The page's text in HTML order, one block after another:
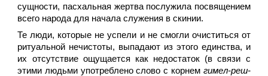
сущности, пасхальная жертва послужила посвящением
всего народа для начала служения в скинии.
Те люди, которые не успели и не смогли очиститься от
ритуальной нечистоты, выпадают из этого единства, и
их отсутствие ощущается как недостаток (в связи с
этими людьми употреблено слово с корнем гимел-реш-